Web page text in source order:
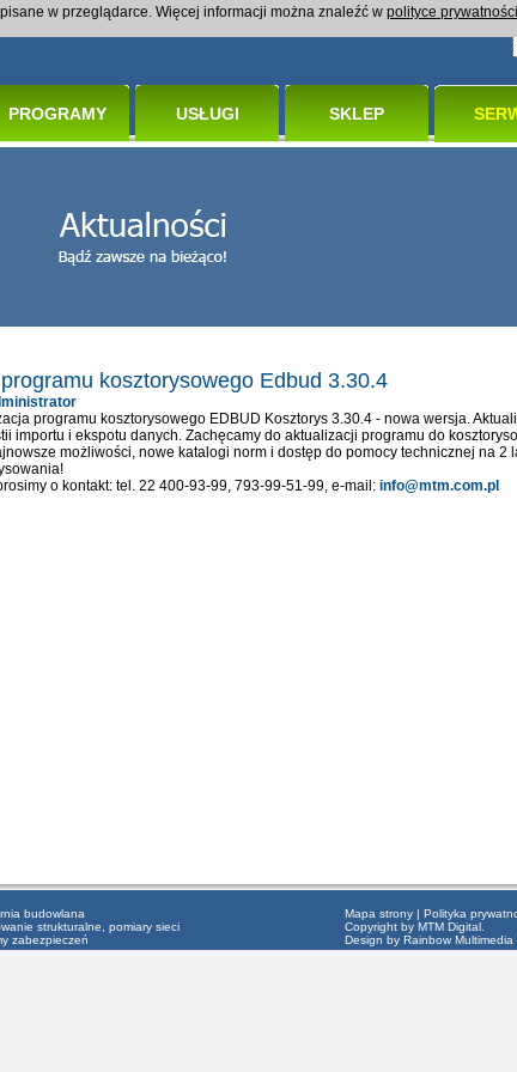
PROGRAMY USŁUGI SKLEP
kosztorysowego Edbud 3.30.4
programu kosztorysowego EDBUD Kosztorys 3.30.4 - nowa wersja.
importu i ekspotu danych. Zachęcamy do aktualizacji programu do
możliwości, nowe katalogi norm i dostęp do pomocy technicznej na 2
o kontakt: tel. 22 400-93-99, 793-99-51-99, e-mail: info@mtm.com.pl
budowlana
strukturalne, pomiary sieci
zabezpieczeń
Mapa strony | Polityka
Copyright by MTM Digital.
Design by Rainbow Multimedia
w przeglądarce. Więcej informacji można znaleźć w polityce prywatności